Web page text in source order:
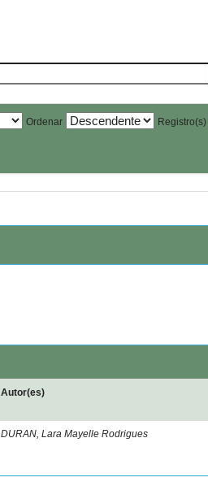
Ordenar Registro(s)
Autor(es)
DURAN, Lara Mayelle Rodrigues